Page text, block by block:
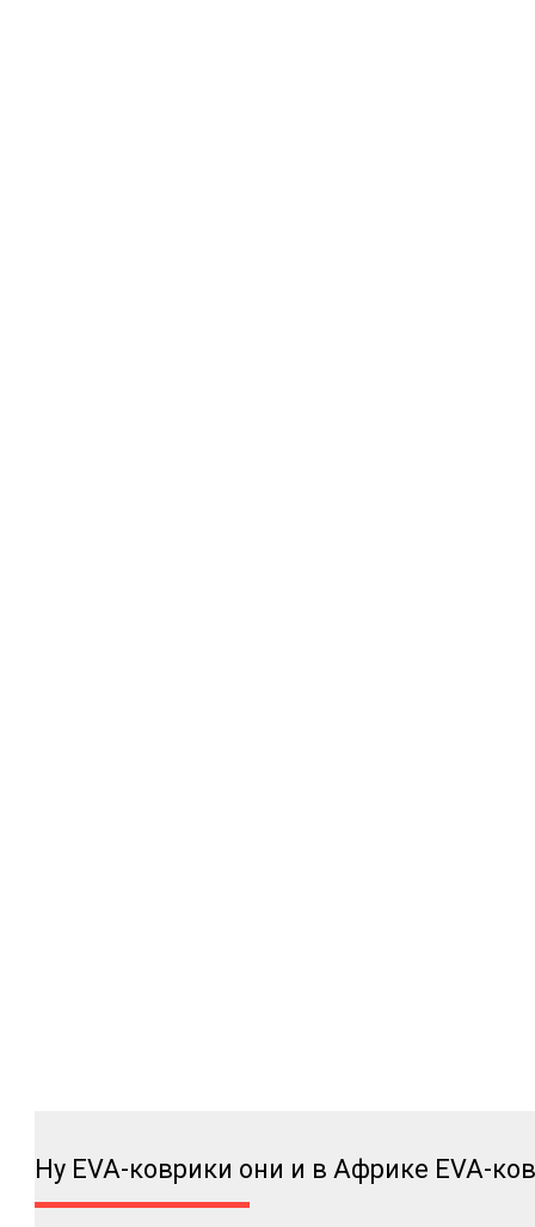
Ну EVA-коврики они и в Африке EVA-